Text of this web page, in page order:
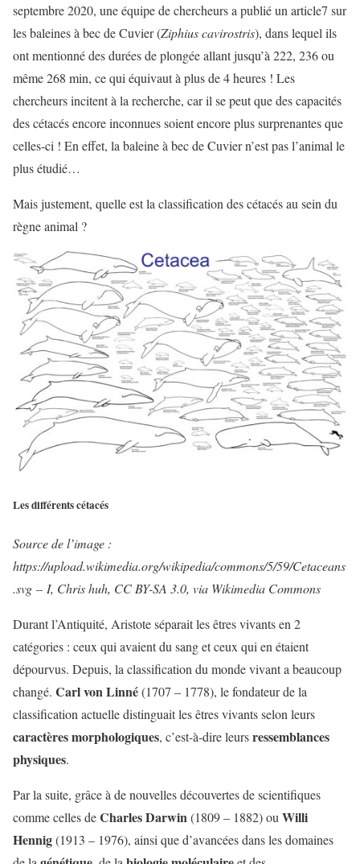
septembre 2020, une équipe de chercheurs a publié un article7 sur
les baleines à bec de Cuvier (Ziphius cavirostris), dans lequel ils
ont mentionné des durées de plongée allant jusqu’à 222, 236 ou
même 268 min, ce qui équivaut à plus de 4 heures ! Les
chercheurs incitent à la recherche, car il se peut que des capacités
des cétacés encore inconnues soient encore plus surprenantes que
celles-ci ! En effet, la baleine à bec de Cuvier n’est pas l’animal le
plus étudié…
Mais justement, quelle est la classification des cétacés au sein du
règne animal ?
Les différents cétacés
Source de l’image :
https://upload.wikimedia.org/wikipedia/commons/5/59/Cetaceans
.svg – I, Chris huh, CC BY-SA 3.0, via Wikimedia Commons
Durant l’Antiquité, Aristote séparait les êtres vivants en 2
catégories : ceux qui avaient du sang et ceux qui en étaient
dépourvus. Depuis, la classification du monde vivant a beaucoup
changé. Carl von Linné(1707 – 1778), le fondateur de la
classification actuelle distinguait les êtres vivants selon leurs
caractères morphologiques, c’est-à-dire leursressemblances
physiques.
Par la suite, grâce à de nouvelles découvertes de scientifiques
comme celles deCharles Darwin(1809 – 1882) ou Willi
Hennig(1913 – 1976), ainsi que d’avancées dans les domaines